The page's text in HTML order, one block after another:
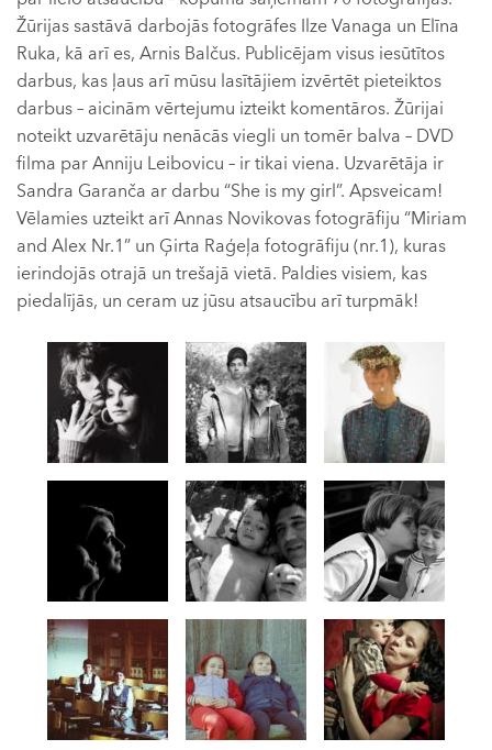
Žūrijas sastāvā darbojās fotogrāfes Ilze Vanaga un Elīna
Ruka, kā arī es, Arnis Balčus. Publicējam visus iesūtītos
darbus, kas ļaus arī mūsu lasītājiem izvērtēt pieteiktos
darbus – aicinām vērtejumu izteikt komentāros. Žūrijai
noteikt uzvarētāju nenācās viegli un tomēr balva – DVD
filma par Anniju Leibovicu – ir tikai viena. Uzvarētāja ir
Sandra Garanča ar darbu “She is my girl”. Apsveicam!
Vēlamies uzteikt arī Annas Novikovas fotogrāfiju “Miriam
and Alex Nr.1” un Ģirta Raģeļa fotogrāfiju (nr.1), kuras
ierindojās otrajā un trešajā vietā. Paldies visiem, kas
piedalījās, un ceram uz jūsu atsaucību arī turpmāk!